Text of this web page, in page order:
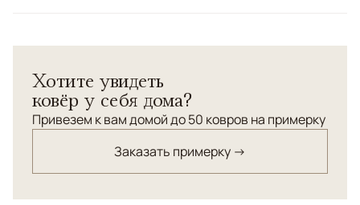
цветом в орнаменте.
Хотите увидеть
ковёр у себя дома?
Привезем к вам домой до 50 ковров на примерку
Заказать примерку →